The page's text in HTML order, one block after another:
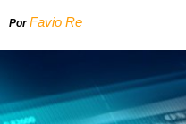
PorFavio Re